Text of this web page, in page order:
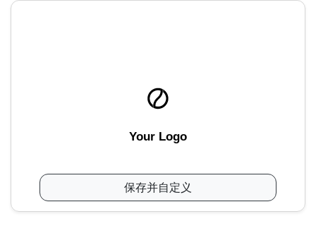
Your Logo
保存并自定义